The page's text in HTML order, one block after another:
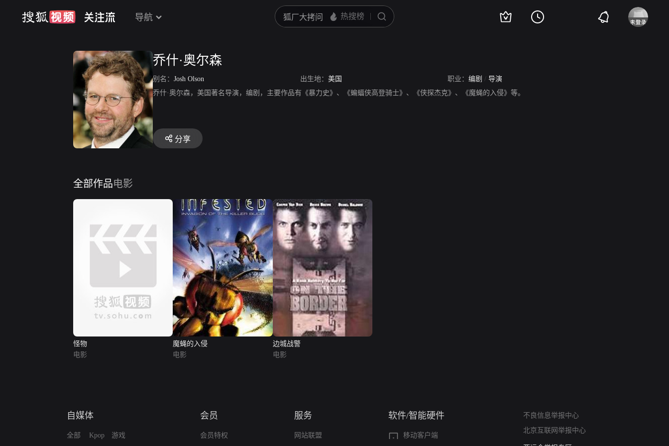
导航
乔什·奥尔森
别名： Josh Olson 出生地： 美国 职业： 编剧 / 导演
乔什·奥尔森，美国著名导演，编剧，主要作品有《暴力史》、《蝙蝠侠高登骑士》、《侠探杰克》、《魔蝇的入侵》等。
分享
全部作品电影
怪物
电影
魔蝇的入侵
电影
边城战警
电影
自媒体
全部 Kpop 游戏
会员
会员特权
服务
网站联盟
软件/智能硬件
移动客户端
不良信息举报中心
北京互联网举报中心
算法推荐专项举报